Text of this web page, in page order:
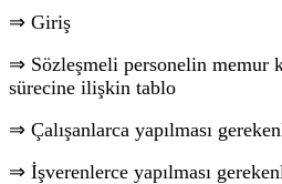
⇒ Giriş
⇒ Sözleşmeli personelin memur
sürecine ilişkin tablo
⇒ Çalışanlarca yapılması
⇒ İşverenlerce yapılması